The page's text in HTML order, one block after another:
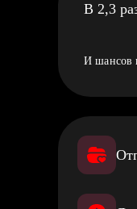
В 2,3
И шансов